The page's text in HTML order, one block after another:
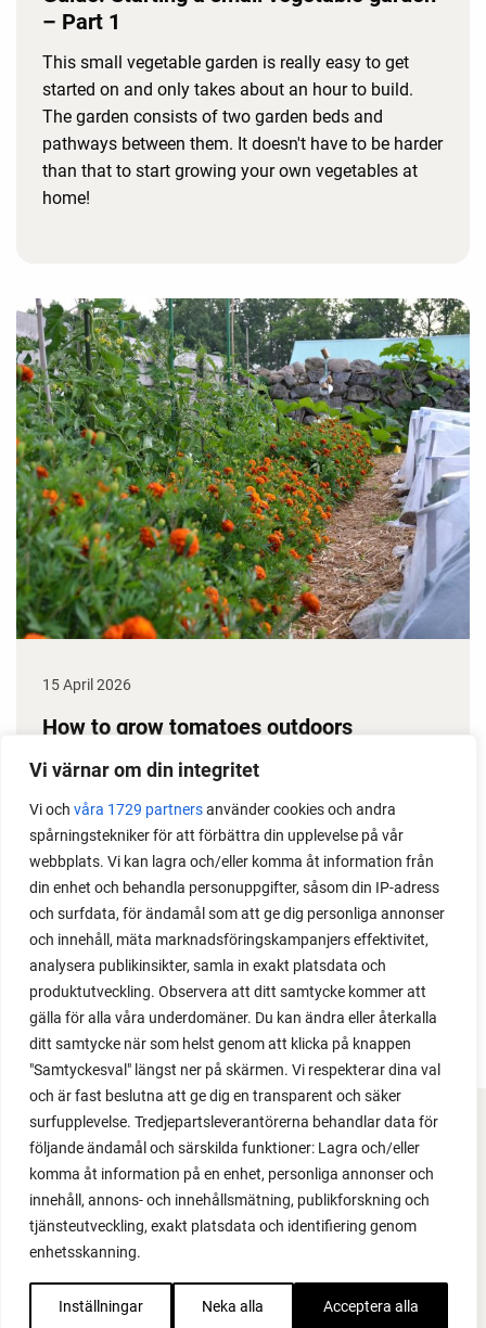
Vi värnar om din integritet
Vi och våra 1729 partnersanvänder cookies och andra
spårningstekniker för att förbättra din upplevelse på vår
webbplats. Vi kan lagra och/eller komma åt information från
din enhet och behandla personuppgifter, såsom din IP-adress
och surfdata, för ändamål som att ge dig personliga annonser
och innehåll, mäta marknadsföringskampanjers effektivitet,
analysera publikinsikter, samla in exakt platsdata och
produktutveckling. Observera att ditt samtycke kommer att
gälla för alla våra underdomäner. Du kan ändra eller återkalla
ditt samtycke när som helst genom att klicka på knappen
"Samtyckesval" längst ner på skärmen. Vi respekterar dina val
och är fast beslutna att ge dig en transparent och säker
surfupplevelse. Tredjepartsleverantörerna behandlar data för
följande ändamål och särskilda funktioner: Lagra och/eller
komma åt information på en enhet, personliga annonser och
innehåll, annons- och innehållsmätning, publikforskning och
tjänsteutveckling, exakt platsdata och identifiering genom
enhetsskanning.
Inställningar Neka alla Acceptera alla
– Part 1
This small vegetable garden is really easy to get
started on and only takes about an hour to build.
The garden consists of two garden beds and
pathways between them. It doesn't have to be harder
than that to start growing your own vegetables at
home!
15 April 2026
How to grow tomatoes outdoors
Do you need a greenhouse to grow tomatoes? This
readers. I grow tomatoes outdoors without any
issues. Why not give it a try?
LOAD MORE
FACEBOOK
YOUTUBE